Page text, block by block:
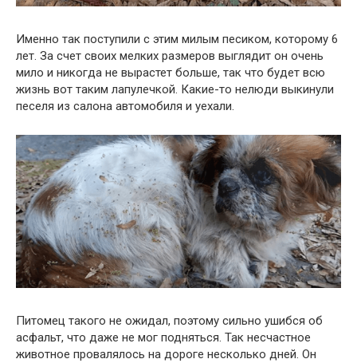
Именно так поступили с этим милым песиком, которому 6
лет. За счет своих мелких размеров выглядит он очень
мило и никогда не вырастет больше, так что будет всю
жизнь вот таким лапулечкой. Какие-то нелюди выкинули
песеля из салона автомобиля и уехали.
Питомец такого не ожидал, поэтому сильно ушибся об
асфальт, что даже не мог подняться. Так несчастное
животное провалялось на дороге несколько дней. Он